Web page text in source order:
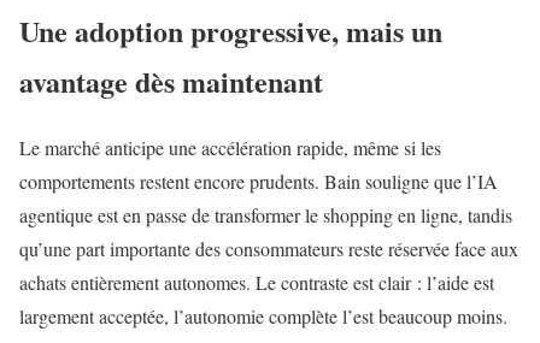
Une adoption progressive, mais un
avantage dès maintenant
Le marché anticipe une accélération rapide, même si les
comportements restent encore prudents. Bain souligne que l’IA
agentique est en passe de transformer le shopping en ligne, tandis
qu’une part importante des consommateurs reste réservée face aux
achats entièrement autonomes. Le contraste est clair : l’aide est
largement acceptée, l’autonomie complète l’est beaucoup moins.